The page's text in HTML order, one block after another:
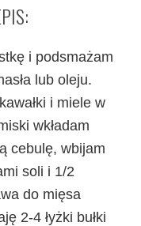
i podsmażam
lub oleju.
i miele w
wkładam
cebulę, wbijam
soli i 1/2
do mięsa
2-4 łyżki bułki